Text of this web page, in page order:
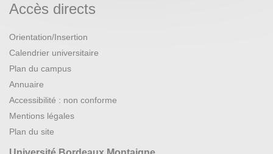
Accès directs
Orientation/Insertion
Calendrier universitaire
Plan du campus
Annuaire
Accessibilité : non conforme
Mentions légales
Plan du site